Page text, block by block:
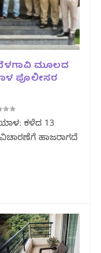
ಬೆಳಗಾವಿ ಮೂಲದ
ಪೊಲೀಸರ
ಕಳೆದ 13
ಹಾಜರಾಗದೆ